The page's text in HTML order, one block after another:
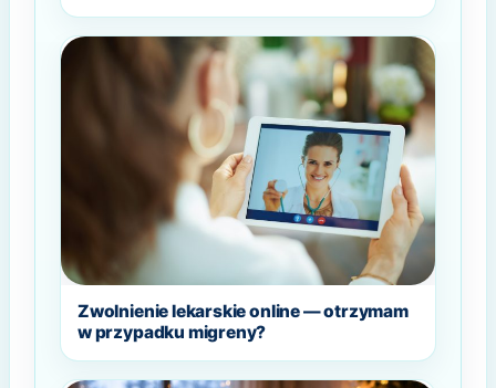
Zwolnienie lekarskie online — otrzymam
w przypadku migreny?